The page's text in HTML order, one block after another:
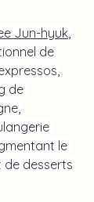
Jun-hyuk,
de
de
le
de desserts